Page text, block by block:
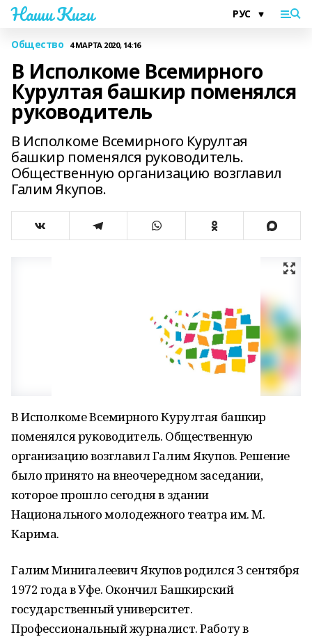
Наши Киги
Общество 4 МАРТА 2020, 14:16
В Исполкоме Всемирного
Курултая башкир поменялся
руководитель
В Исполкоме Всемирного Курултая
башкир поменялся руководитель.
Общественную организацию возглавил
Галим Якупов.
В Исполкоме Всемирного Курултая башкир
поменялся руководитель. Общественную
организацию возглавил Галим Якупов. Решение
было принято на внеочередном заседании,
которое прошло сегодня в здании
Национального молодежного театра им. М.
Карима.
Галим Минигалеевич Якупов родился 3 сентября
1972 года в Уфе. Окончил Башкирский
государственный университет.
Профессиональный журналист. Работу в